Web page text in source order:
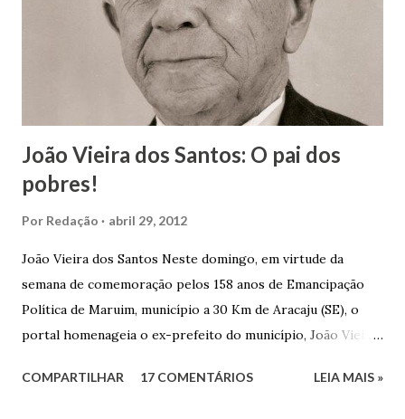
João Vieira dos Santos: O pai dos
pobres!
Por Redação abril 29, 2012
João Vieira dos Santos Neste domingo, em virtude da
semana de comemoração pelos 158 anos de Emancipação
Política de Maruim, município a 30 Km de Aracaju (SE), o
portal homenageia o ex-prefeito do município, João Vieira
Vieira dos Santos e Arlinda Barroso dos Santos, nasceu em
COMPARTILHAR 17 COMENTÁRIOS LEIA MAIS »